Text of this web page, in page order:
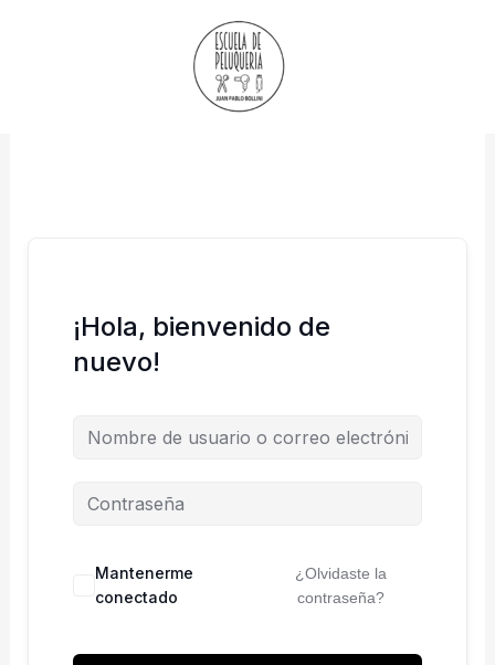
¡Hola, bienvenido de
nuevo!
Mantenerme
conectado
¿Olvidaste la
contraseña?